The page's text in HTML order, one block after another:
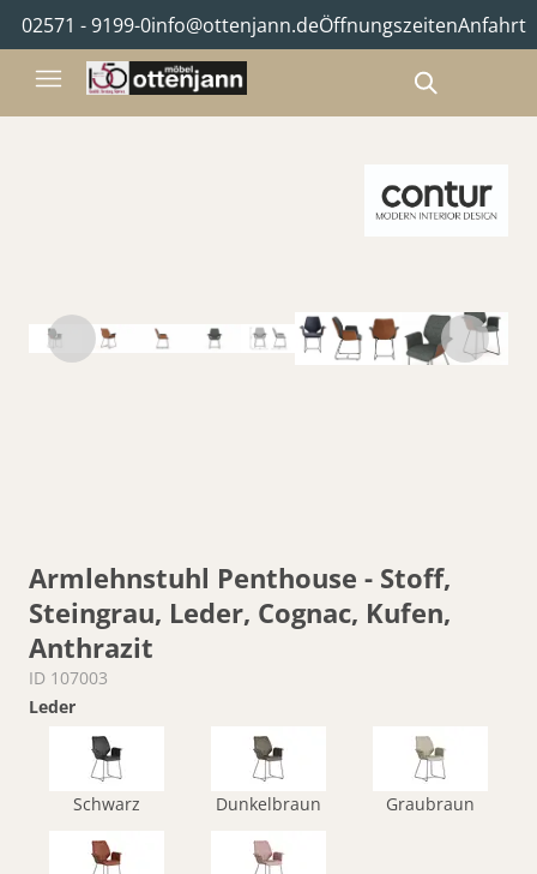
02571 - 9199-0info@ottenjann.deÖffnungszeitenAnfahrt
Armlehnstuhl Penthouse - Stoff,
Steingrau, Leder, Cognac, Kufen,
Anthrazit
ID 107003
Leder
Schwarz Dunkelbraun Graubraun